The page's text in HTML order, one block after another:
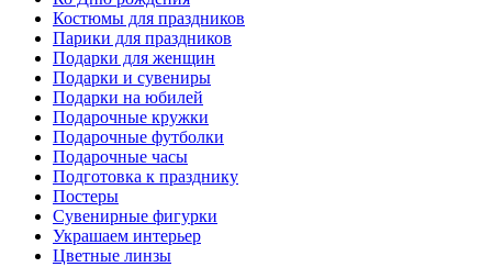
Костюмы для праздников
Парики для праздников
Подарки для женщин
Подарки и сувениры
Подарки на юбилей
Подарочные кружки
Подарочные футболки
Подарочные часы
Подготовка к празднику
Постеры
Сувенирные фигурки
Украшаем интерьер
Цветные линзы